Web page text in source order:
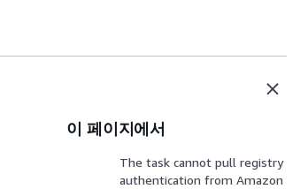
이 페이지에서
The task cannot pull registry
authentication from Amazon